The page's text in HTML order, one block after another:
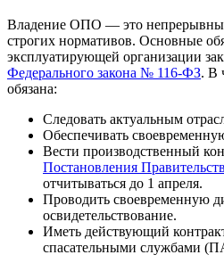
Владение ОПО — это
строгих нормативов. Основные
эксплуатирующей организации
Федерального закона № 116-ФЗ. В
обязана:
Следовать актуальным
Обеспечивать
Вести производственный
Постановления
отчитываться до 1 апреля.
Проводить своевременную
освидетельствование.
Иметь действующий
спасательными службами